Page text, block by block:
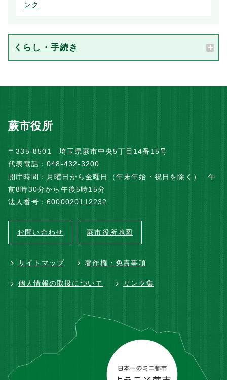
ンク
くらし・手続き
蕨市役所
〒335-8501 埼玉県蕨市中央5丁目14番15号
代表電話：048-432-3200
開庁時間：月曜日から金曜日（年末年始・祝日を除く） 午
前8時30分から午後5時15分
法人番号：6000020112232
お問い合わせ 蕨市役所地図
サイトマップ 著作権・免責事項
個人情報の取扱について リンク集